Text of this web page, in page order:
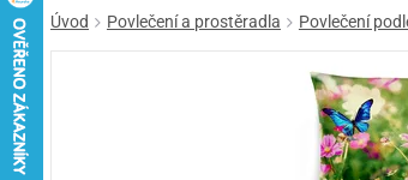
Úvod Povlečení a prostěradla Povlečení